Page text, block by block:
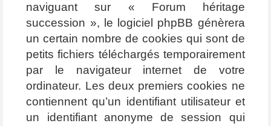
naviguant sur « Forum héritage
succession », le logiciel phpBB génèrera
un certain nombre de cookies qui sont de
petits fichiers téléchargés temporairement
par le navigateur internet de votre
ordinateur. Les deux premiers cookies ne
contiennent qu’un identifiant utilisateur et
un identifiant anonyme de session qui